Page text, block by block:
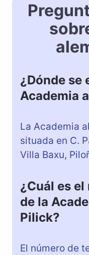
¿Dónde se
Academia
La Academia
situada en C.
Villa Baxu,
¿Cuál es
de la
Pilick?
El número de